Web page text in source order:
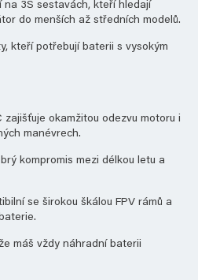
na 3S sestavách, kteří hledají
do menších až středních modelů.
kteří potřebují baterii s vysokým
zajišťuje okamžitou odezvu motoru i
manévrech.
kompromis mezi délkou letu a
se širokou škálou FPV rámů a
máš vždy náhradní baterii